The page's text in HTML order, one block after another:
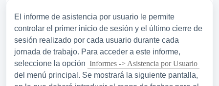
El informe de asistencia por usuario le permite
controlar el primer inicio de sesión y el último cierre de
sesión realizado por cada usuario durante cada
jornada de trabajo. Para acceder a este informe,
seleccione la opción Informes -> Asistencia por Usuario
del menú principal. Se mostrará la siguiente pantalla,